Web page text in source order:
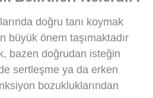
doğru tanı koymak
büyük önem taşımaktadır
bazen doğrudan isteğin
sertleşme ya da erken
bozukluklarından